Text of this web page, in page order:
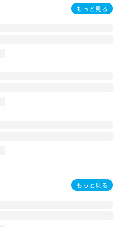
もっと見る
もっと見る